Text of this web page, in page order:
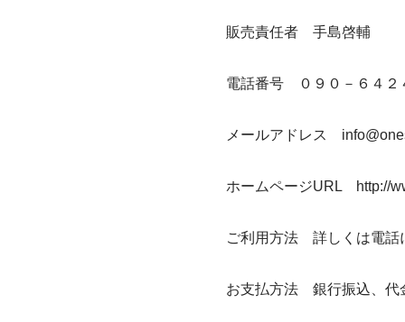
販売責任者 手島啓輔
電話番号 ０９０－６４２
メールアドレス
ホームページURL http://
ご利用方法 詳しくは電話
お支払方法 銀行振込、代